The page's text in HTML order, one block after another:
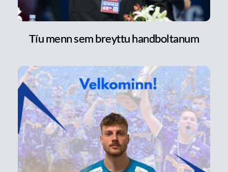
Tíu menn sem breyttu handboltanum